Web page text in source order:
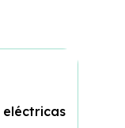
eléctricas